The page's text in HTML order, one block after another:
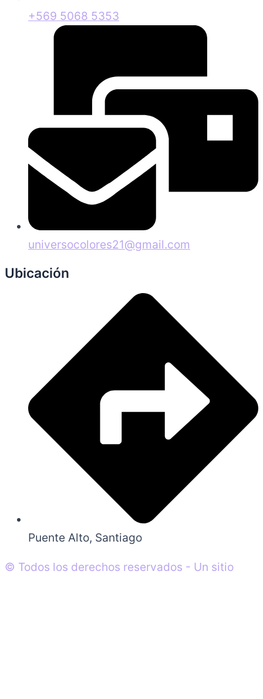
+569 5068 5353
universocolores21@gmail.com
Ubicación
Puente Alto, Santiago
© Todos los derechos reservados - Un sitio